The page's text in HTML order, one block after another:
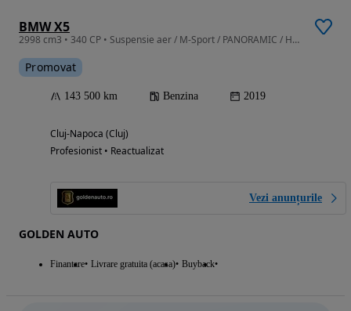
BMW X5
2998 cm3 • 340 CP • Suspensie aer / M-Sport / PANORAMIC / Harman / Softclose
Promovat
143 500 km Benzina 2019
Cluj-Napoca (Cluj)
Profesionist • Reactualizat
Vezi anunțurile
GOLDEN AUTO
Finantare Livrare gratuita (acasa) Buyback